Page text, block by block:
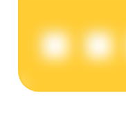
Babi Kekuatan